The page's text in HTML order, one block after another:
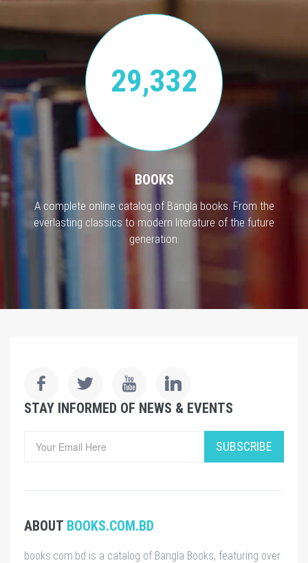
29,332
BOOKS
A complete online catalog of Bangla books. From the
everlasting classics to modern literature of the future
generation.
STAY INFORMED OF NEWS & EVENTS
SUBSCRIBE
ABOUT BOOKS.COM.BD
books.com.bd is a catalog of Bangla Books, featuring over